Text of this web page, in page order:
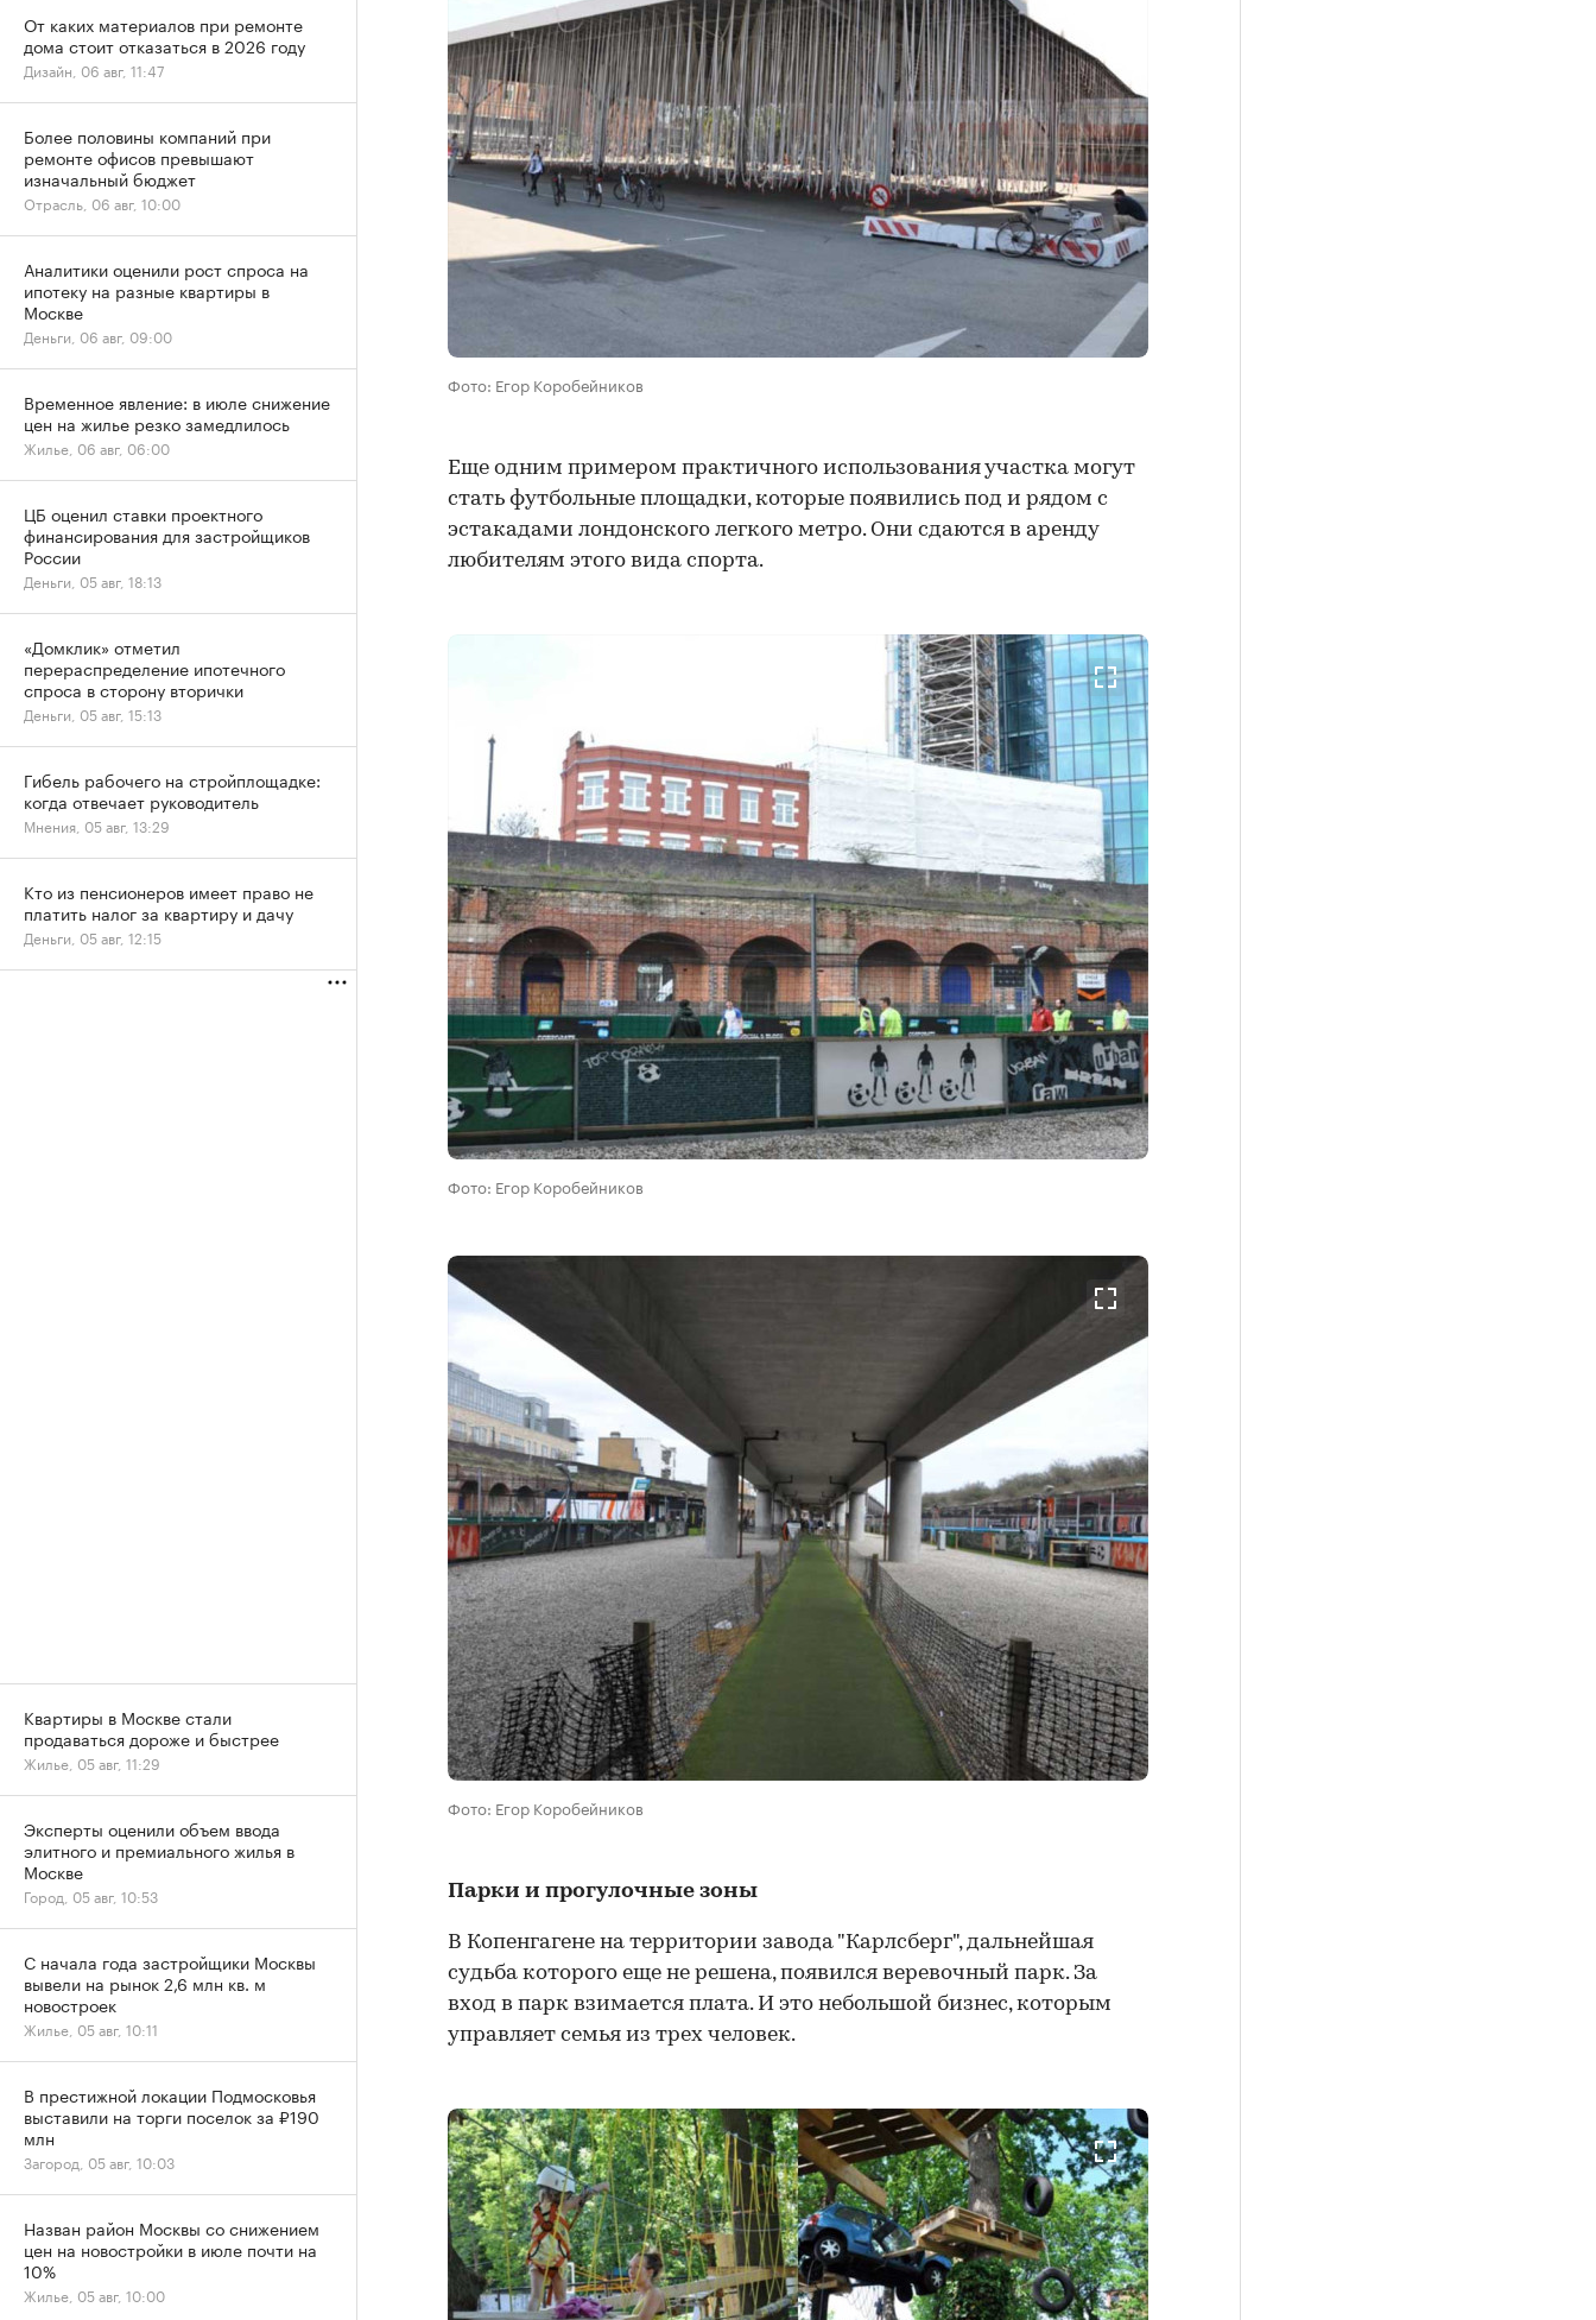
00:00 / 00:00
Фото: Егор Коробейников
Еще одним примером практичного использования участка могут
стать футбольные площадки, которые появились под и рядом с
эстакадами лондонского легкого метро. Они сдаются в аренду
любителям этого вида спорта.
Фото: Егор Коробейников
Фото: Егор Коробейников
Парки и прогулочные зоны
В Копенгагене на территории завода "Карлсберг", дальнейшая
судьба которого еще не решена, появился веревочный парк. За
вход в парк взимается плата. И это небольшой бизнес, которым
управляет семья из трех человек.
От каких материалов при ремонте
дома стоит отказаться в 2026 году
Дизайн, 06 авг, 11:47
Более половины компаний при
ремонте офисов превышают
изначальный бюджет
Отрасль, 06 авг, 10:00
Аналитики оценили рост спроса на
ипотеку на разные квартиры в
Москве
Деньги, 06 авг, 09:00
Временное явление: в июле снижение
цен на жилье резко замедлилось
Жилье, 06 авг, 06:00
ЦБ оценил ставки проектного
финансирования для застройщиков
России
Деньги, 05 авг, 18:13
«Домклик» отметил
перераспределение ипотечного
спроса в сторону вторички
Деньги, 05 авг, 15:13
Гибель рабочего на стройплощадке:
когда отвечает руководитель
Мнения, 05 авг, 13:29
Кто из пенсионеров имеет право не
платить налог за квартиру и дачу
Деньги, 05 авг, 12:15
Квартиры в Москве стали
продаваться дороже и быстрее
Жилье, 05 авг, 11:29
Эксперты оценили объем ввода
элитного и премиального жилья в
Москве
Город, 05 авг, 10:53
С начала года застройщики Москвы
вывели на рынок 2,6 млн кв. м
новостроек
Жилье, 05 авг, 10:11
В престижной локации Подмосковья
выставили на торги поселок за ₽190
млн
Загород, 05 авг, 10:03
Назван район Москвы со снижением
цен на новостройки в июле почти на
10%
Жилье, 05 авг, 10:00